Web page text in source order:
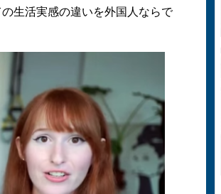
生活実感の違いを外国人ならで